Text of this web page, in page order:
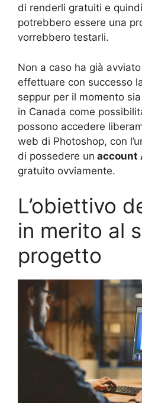
di renderli gratuiti e
potrebbero essere una
vorrebbero testarli.
Non a caso ha già
effettuare con successo
seppur per il momento
in Canada come
possono accedere
web di Photoshop, con
di possedere un account
gratuito ovviamente.
L’obiettivo
in merito al
progetto